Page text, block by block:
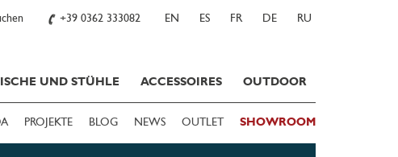
+39 0362 333082 EN ES FR DE RU
UND STÜHLE ACCESSOIRES OUTDOOR
PROJEKTE BLOG NEWS OUTLET SHOWROOM